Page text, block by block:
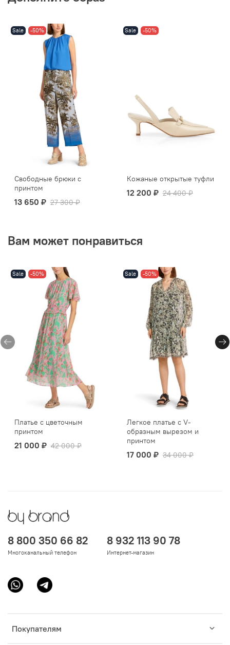
Sale -50%
Свободные брюки с
принтом
13 650 ₽ 27 300 ₽
Sale -50%
Кожаные открытые туфли
12 200 ₽ 24 400 ₽
Вам может понравиться
Sale -50%
Платье с цветочным
принтом
21 000 ₽ 42 000 ₽
Sale -50%
Легкое платье с V-
образным вырезом и
принтом
17 000 ₽ 34 000 ₽
Покупателям
8 800 350 66 82
Многоканальный телефон
8 932 113 90 78
Интернет-магазин